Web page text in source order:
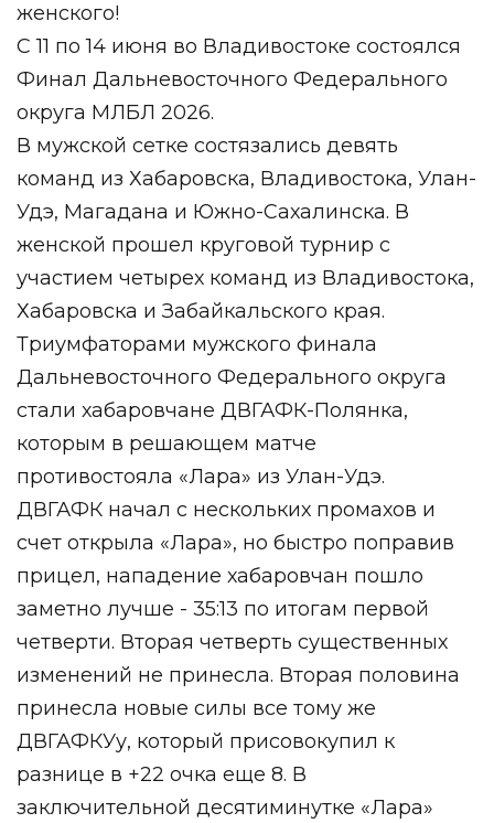
женского!
С 11 по 14 июня во Владивостоке состоялся
Финал Дальневосточного Федерального
округа МЛБЛ 2026.
В мужской сетке состязались девять
команд из Хабаровска, Владивостока, Улан-
Удэ, Магадана и Южно-Сахалинска. В
женской прошел круговой турнир с
участием четырех команд из Владивостока,
Хабаровска и Забайкальского края.
Триумфаторами мужского финала
Дальневосточного Федерального округа
стали хабаровчане ДВГАФК-Полянка,
которым в решающем матче
противостояла «Лара» из Улан-Удэ.
ДВГАФК начал с нескольких промахов и
счет открыла «Лара», но быстро поправив
прицел, нападение хабаровчан пошло
заметно лучше - 35:13 по итогам первой
четверти. Вторая четверть существенных
изменений не принесла. Вторая половина
принесла новые силы все тому же
ДВГАФКУу, который присовокупил к
разнице в +22 очка еще 8. В
заключительной десятиминутке «Лара»